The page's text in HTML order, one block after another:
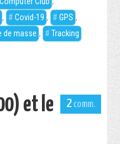
, Covid-19 , GPS ,
de masse , Tracking
2
et le